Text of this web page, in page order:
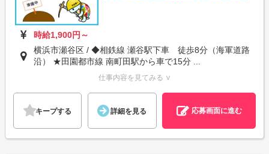
時給1,900円～
横浜市瀬谷区 / ◆相鉄線 瀬谷駅下車 徒歩8分（海軍道路
沿） ★田園都市線 南町田駅から車で15分 ...
仕事内容を見てみる ∨
キープする 詳細を見る 応募画面に進む